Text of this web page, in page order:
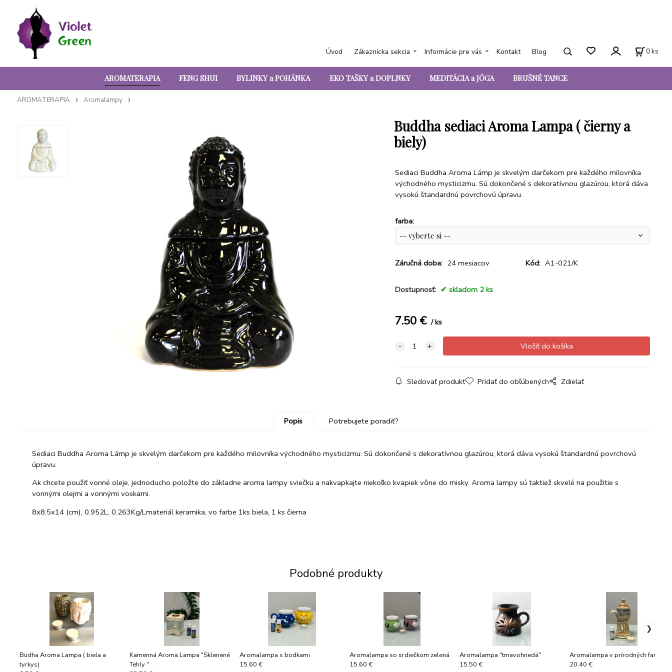
AROMATERAPIA FENG SHUI BYLINKY a POHÁNKA EKO TAŠKY a DOPLNKY MEDITÁCIA a JÓGA BRUŠNÉ TANCE
Úvod Zákaznícka sekcia Informácie pre vás Kontakt Blog 0ks
AROMATERAPIA Aromalampy
Buddha sediaci Aroma Lampa ( čierny a
biely)
Sediaci Buddha Aroma Lámp je skvelým darčekom pre každého milovníka
východného mysticizmu. Sú dokončené s dekoratívnou glazúrou, ktorá dáva
vysokú štandardnú povrchovú úpravu.
farba:
Záručná doba: 24 mesiacov Kód: A1-021/K
Dostupnosť: skladom 2 ks
7.50€ ks
Sledovať produkt Pridať do obľúbených Zdielať
Popis Potrebujete poradiť?
Sediaci Buddha Aroma Lámp je skvelým darčekom pre každého milovníka východného mysticizmu. Sú dokončené s dekoratívnou glazúrou, ktorá dáva vysokú štandardnú povrchovú
úpravu.
Ak chcete použiť vonné oleje, jednoducho položte do základne aroma lampy sviečku a nakvapkajte niekoľko kvapiek vône do misky. Aroma lampy sú taktiež skvelé na použitie s
vonnými olejmi a vonnými voskami.
8x8.5x14 (cm), 0.952L, 0.263Kg/Lmateriál keramika, vo farbe 1ks biela, 1 ks čierna
Podobné produkty
Budha Aroma Lampa ( biela a
tyrkys)
Kamenná Aroma Lampa "Sklenené
Tehly "
Aromalampa s bodkami
15.60 €
Aromalampa so srdiečkom zelená
15.60 €
Aromalampa "tmavohnedá"
15.50 €
Aromalampa v prírodných farbách
20.40 €